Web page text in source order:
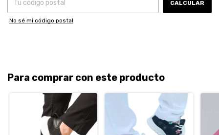
CALCULAR
No sé mi código postal
Para comprar con este producto